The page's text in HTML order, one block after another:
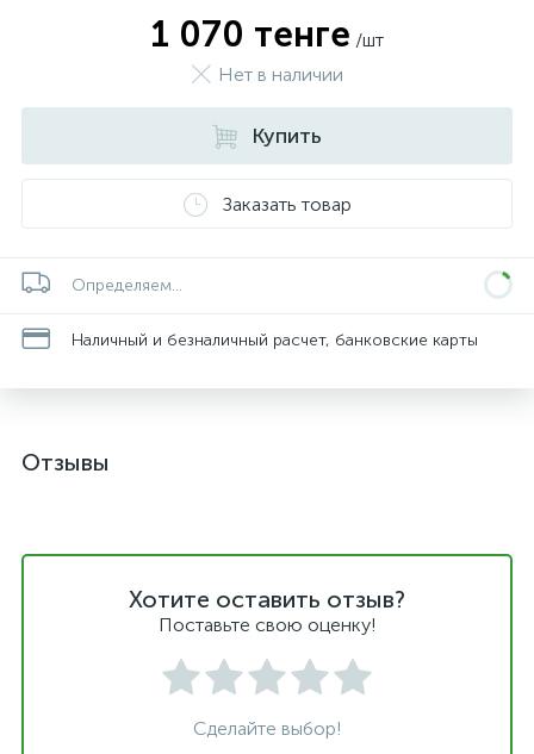
1 070 тенге /шт
Нет в наличии
Купить
Заказать товар
Определяем...
Наличный и безналичный расчет, банковские карты
Отзывы
Хотите оставить отзыв?
Поставьте свою оценку!
Сделайте выбор!